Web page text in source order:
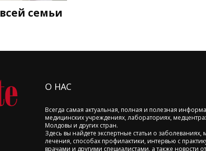
семьи
О НАС
Всегда самая актуальная, полная и полезная
медицинских учреждениях, лабораториях,
Молдовы и других стран.
Здесь вы найдете экспертные статьи о заболеваниях,
лечения, способах профилактики, интервью с
врачами и другими специалистами, а также новости